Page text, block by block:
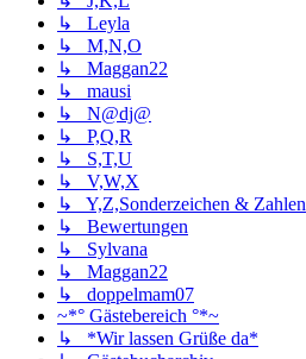
↳ Leyla
↳ M,N,O
↳ Maggan22
↳ mausi
↳ N@dj@
↳ P,Q,R
↳ S,T,U
↳ V,W,X
↳ Y,Z,Sonderzeichen & Zahlen
↳ Bewertungen
↳ Sylvana
↳ Maggan22
↳ doppelmam07
~*° Gästebereich °*~
↳ *Wir lassen Grüße da*